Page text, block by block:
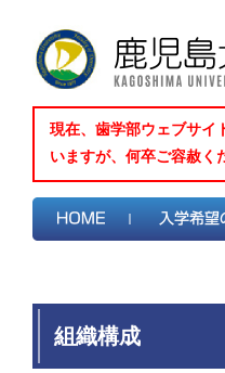
現在、歯学部ウェブサイ
いますが、何卒ご容赦く
組織構成